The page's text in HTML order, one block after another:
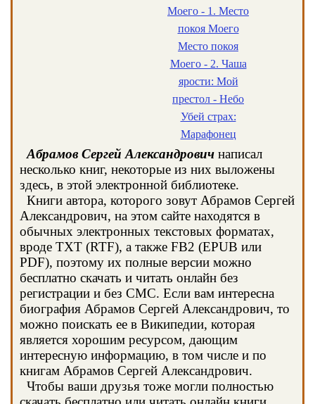
Моего - 1. Место
покоя Моего
Место покоя
Моего - 2. Чаша
ярости: Мой
престол - Небо
Убей страх:
Марафонец
Абрамов Сергей Александрович написал
несколько книг, некоторые из них выложены
здесь, в этой электронной библиотеке.
Книги автора, которого зовут Абрамов Сергей
Александрович, на этом сайте находятся в
обычных электронных текстовых форматах,
вроде TXT (RTF), а также FB2 (EPUB или
PDF), поэтому их полные версии можно
бесплатно скачать и читать онлайн без
регистрации и без СМС. Если вам интересна
биография Абрамов Сергей Александрович, то
можно поискать ее в Википедии, которая
является хорошим ресурсом, дающим
интересную информацию, в том числе и по
книгам Абрамов Сергей Александрович.
Чтобы ваши друзья тоже могли полностью